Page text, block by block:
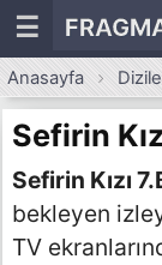
☰
Anasayfa
Sefirin
Sefirin Kızı
bekleyen
TV